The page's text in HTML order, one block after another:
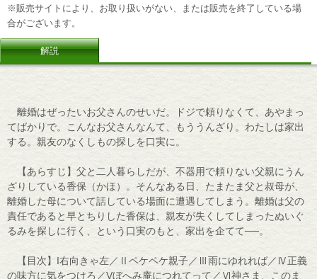
※販売サイトにより、お取り扱いがない、または販売を終了している場
合がございます。
解説
離婚はぜったいお父さんのせいだ。ドジで頼りなくて、あやまっ
てばかりで。こんなお父さんなんて、もううんざり。わたしは家出
する。親友のなくしもの探しを口実に。
【あらすじ】父と二人暮らしだが、不器用で頼りない父親にうん
ざりしている香保（かほ）。そんなある日、たまたま父と叔母が、
離婚した母について話している場面に遭遇してしまう。離婚は父の
責任であると早とちりした香保は、親友が失くしてしまったぬいぐ
るみを探しに行く、という口実のもと、家出を企てて──。
【目次】I右向きゃ左／Ⅱペケペケ親子／Ⅲ雨にゆれれば／Ⅳ正義
の味方に気をつけろ／Vぼへみ庵につれてって／Ⅵ神さま、このま